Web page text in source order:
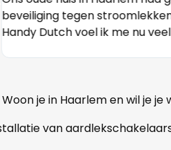
beveiliging tegen
Handy Dutch voel ik me nu
Woon je in Haarlem en wil je
van